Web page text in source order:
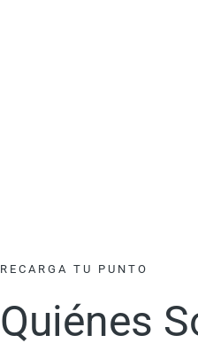
RECARGA TU PUNTO
Quiénes